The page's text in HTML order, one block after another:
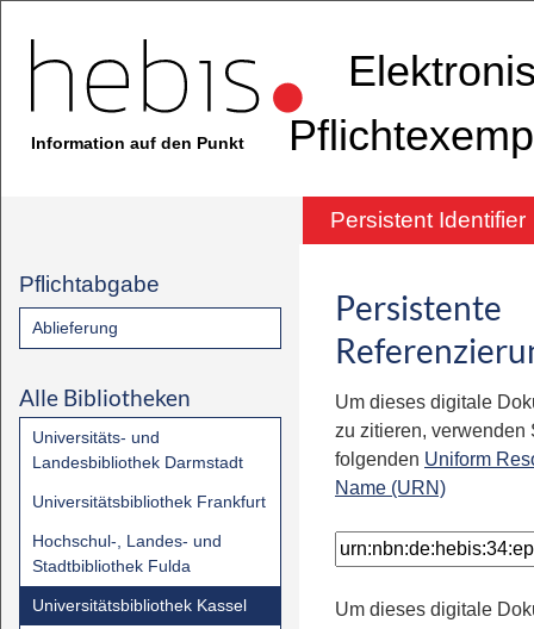
Information auf den Punkt
Persistent Identifier
Pflichtabgabe
Ablieferung
Alle Bibliotheken
Universitäts- und
Landesbibliothek Darmstadt
Universitätsbibliothek Frankfurt
Hochschul-, Landes- und
Stadtbibliothek Fulda
Universitätsbibliothek Kassel
Persistente
Um dieses digitale
zu zitieren, verwenden
folgenden Uniform
Name (URN)
Um dieses digitale